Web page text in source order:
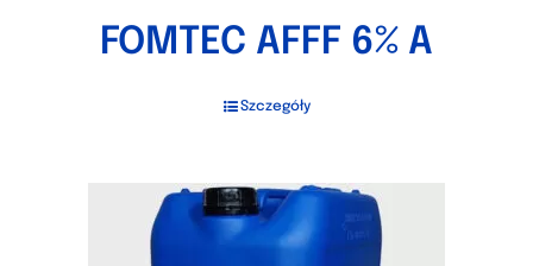
FOMTEC AFFF 6% A
Szczegóły